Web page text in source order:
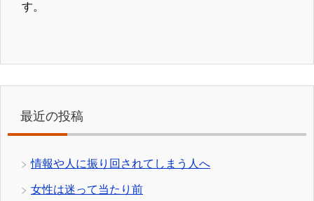
す。
最近の投稿
情報や人に振り回されてしまう人へ
女性は迷って当たり前